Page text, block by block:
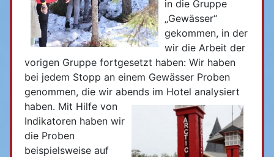
in die Gruppe
„Gewässer“
gekommen, in der
wir die Arbeit der
vorigen Gruppe fortgesetzt haben: Wir haben
bei jedem Stopp an einem Gewässer Proben
genommen, die wir abends im Hotel analysiert
haben. Mit Hilfe von
Indikatoren haben wir
die Proben
beispielsweise auf